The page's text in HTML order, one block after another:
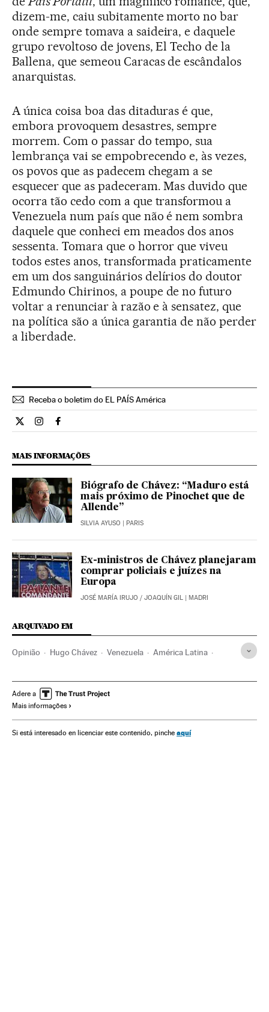
dizem-me, caiu subitamente morto no bar
onde sempre tomava a saideira, e daquele
grupo revoltoso de jovens, El Techo de la
Ballena, que semeou Caracas de escândalos
anarquistas.
A única coisa boa das ditaduras é que,
embora provoquem desastres, sempre
morrem. Com o passar do tempo, sua
lembrança vai se empobrecendo e, às vezes,
os povos que as padecem chegam a se
esquecer que as padeceram. Mas duvido que
ocorra tão cedo com a que transformou a
Venezuela num país que não é nem sombra
daquele que conheci em meados dos anos
sessenta. Tomara que o horror que viveu
todos estes anos, transformada praticamente
em um dos sanguinários delírios do doutor
Edmundo Chirinos, a poupe de no futuro
voltar a renunciar à razão e à sensatez, que
na política são a única garantia de não perder
a liberdade.
Receba o boletim do EL PAÍS América
Internacional El País Brasil en Twitter
Internacional El País Brasil en Instagram
Internacional El País Brasil en Facebook
MAIS INFORMAÇÕES
Biógrafo de Chávez: “Maduro está
mais próximo de Pinochet que de
Allende”
SILVIA AYUSO | PARIS
Ex-ministros de Chávez planejaram
comprar policiais e juízes na
Europa
JOSÉ MARÍA IRUJO / JOAQUÍN GIL | MADRI
ARQUIVADO EM
Opinião Hugo Chávez Venezuela América Latina
Espetáculos
Adere a
Mais informações
Si está interesado en licenciar este contenido, pinche aquí